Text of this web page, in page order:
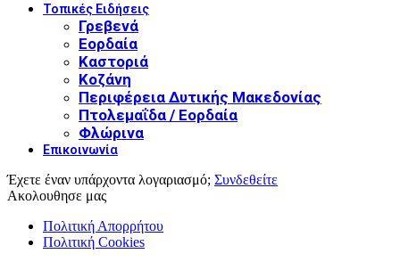
Τοπικές Ειδήσεις
Γρεβενά
Εορδαία
Καστοριά
Κοζάνη
Περιφέρεια Δυτικής Μακεδονίας
Πτολεμαΐδα / Εορδαία
Φλώρινα
Επικοινωνία
Έχετε έναν υπάρχοντα λογαριασμό; Συνδεθείτε
Ακολουθησε μας
Πολιτική Απορρήτου
Πολιτική Cookies